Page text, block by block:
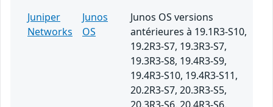
Juniper
Networks
Junos
OS
Junos OS versions
antérieures à 19.1R3-S10,
19.2R3-S7, 19.3R3-S7,
19.3R3-S8, 19.4R3-S9,
19.4R3-S10, 19.4R3-S11,
20.2R3-S7, 20.3R3-S5,